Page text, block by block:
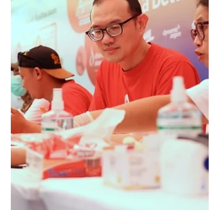
Muhammad Akhiruddin Nasution
26 Mei
1 menit membaca
Argon Peduli Salurkan Donasi
Hewan Kurban untuk Masyarakat
Tangerang Selatan
Djembatan Dua melalui Argon Peduli menyalurkan
donasi hewan kurban kepada Dinas Ketenagakerjaan
Kota Tangerang Selatan pada Selasa, 19 Mei 2026.